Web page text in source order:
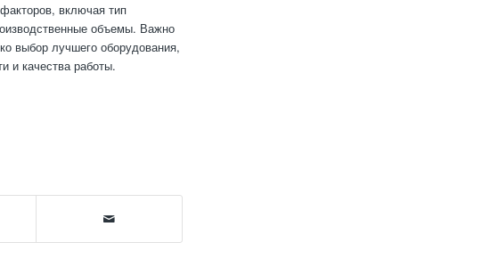
включая тип
объемы. Важно
выбор лучшего оборудования,
и качества работы.